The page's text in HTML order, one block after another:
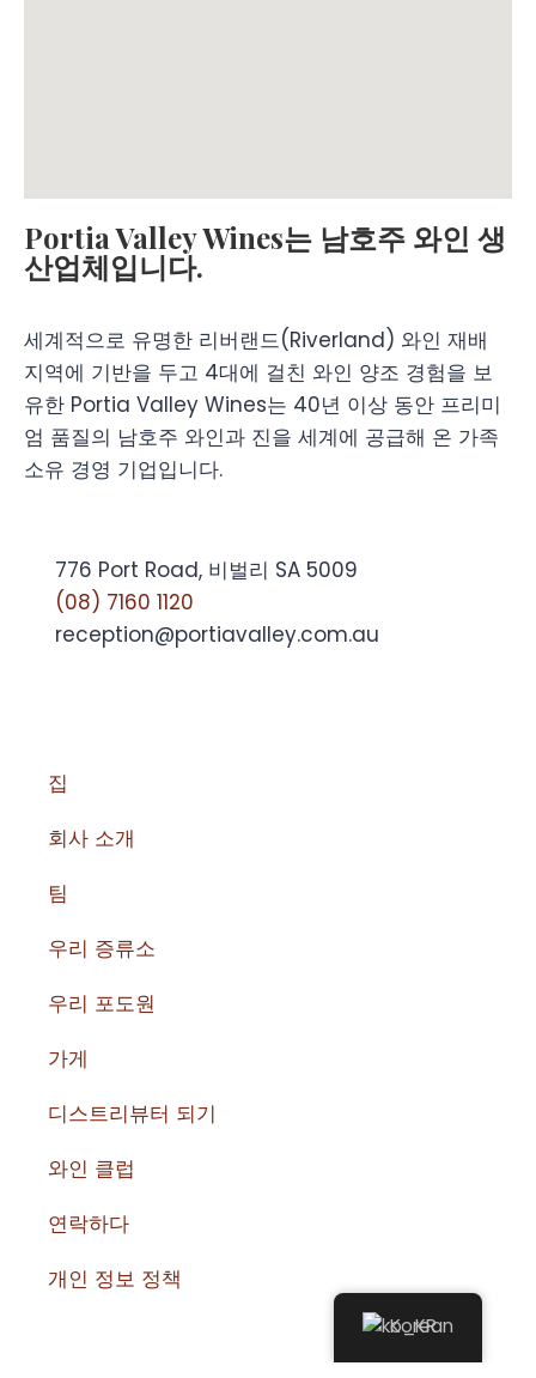
Portia Valley Wines는 남호주 와인 생
산업체입니다.
세계적으로 유명한 리버랜드(Riverland) 와인 재배
지역에 기반을 두고 4대에 걸친 와인 양조 경험을 보
유한 Portia Valley Wines는 40년 이상 동안 프리미
엄 품질의 남호주 와인과 진을 세계에 공급해 온 가족
소유 경영 기업입니다.
776 Port Road, 비벌리 SA 5009
(08) 7160 1120
reception@portiavalley.com.au
집
회사 소개
팀
우리 증류소
우리 포도원
가게
디스트리뷰터 되기
와인 클럽
연락하다
개인 정보 정책
Korean